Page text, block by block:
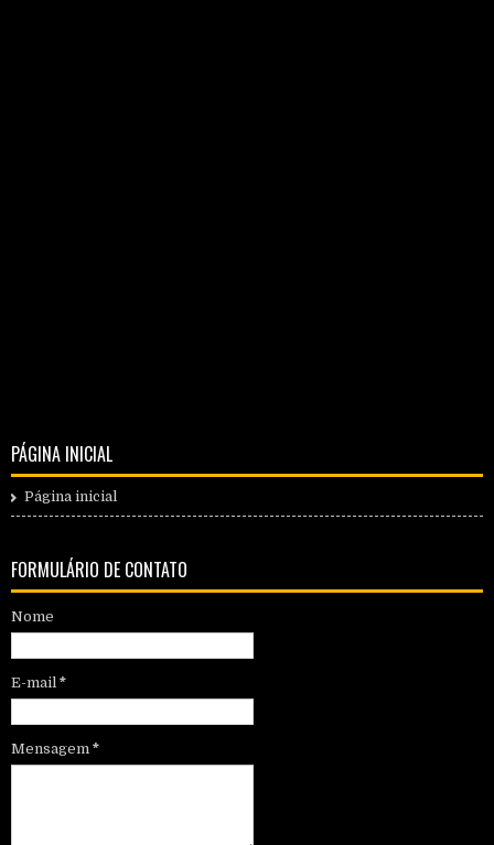
PÁGINA INICIAL
Página inicial
FORMULÁRIO DE CONTATO
Nome
E-mail *
Mensagem *